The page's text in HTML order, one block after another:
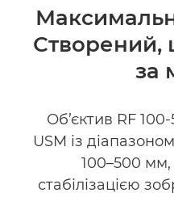
Огляд
Технічні характеристики
Підтримка
Створений,
за
Об’єктив RF
USM із
100–500
стабілізацією